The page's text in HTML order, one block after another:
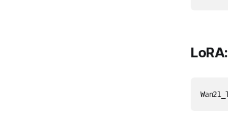
LoRA: